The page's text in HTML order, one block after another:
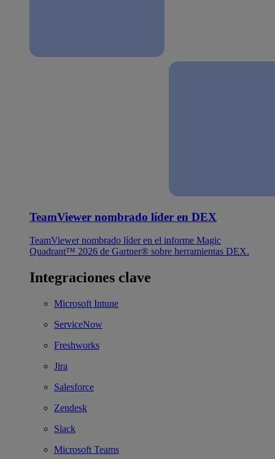
TeamViewer nombrado líder en DEX
TeamViewer nombrado líder en el informe Magic
Quadrant™ 2026 de Gartner® sobre herramientas DEX.
Integraciones clave
Microsoft Intune
ServiceNow
Freshworks
Jira
Salesforce
Zendesk
Slack
Microsoft Teams